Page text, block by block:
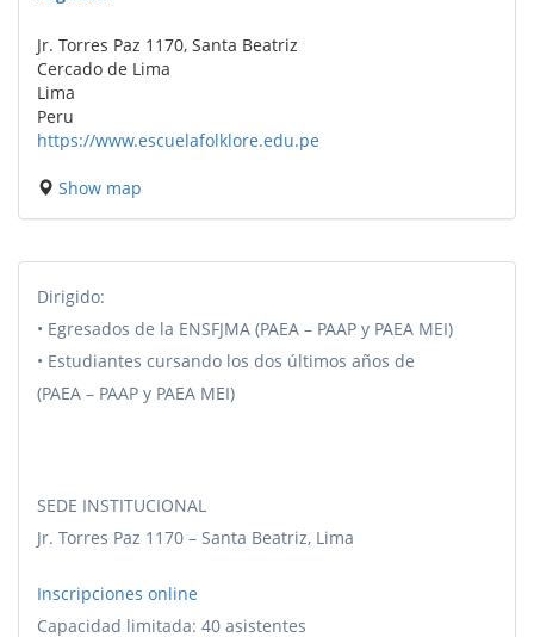
Jr. Torres Paz 1170, Santa Beatriz
Cercado de Lima
Lima
Peru
https://www.escuelafolklore.edu.pe
Show map
Dirigido:
• Egresados de la ENSFJMA (PAEA – PAAP y PAEA MEI)
• Estudiantes cursando los dos últimos años de
(PAEA – PAAP y PAEA MEI)
SEDE INSTITUCIONAL
Jr. Torres Paz 1170 – Santa Beatriz, Lima
Inscripciones online
Capacidad limitada: 40 asistentes